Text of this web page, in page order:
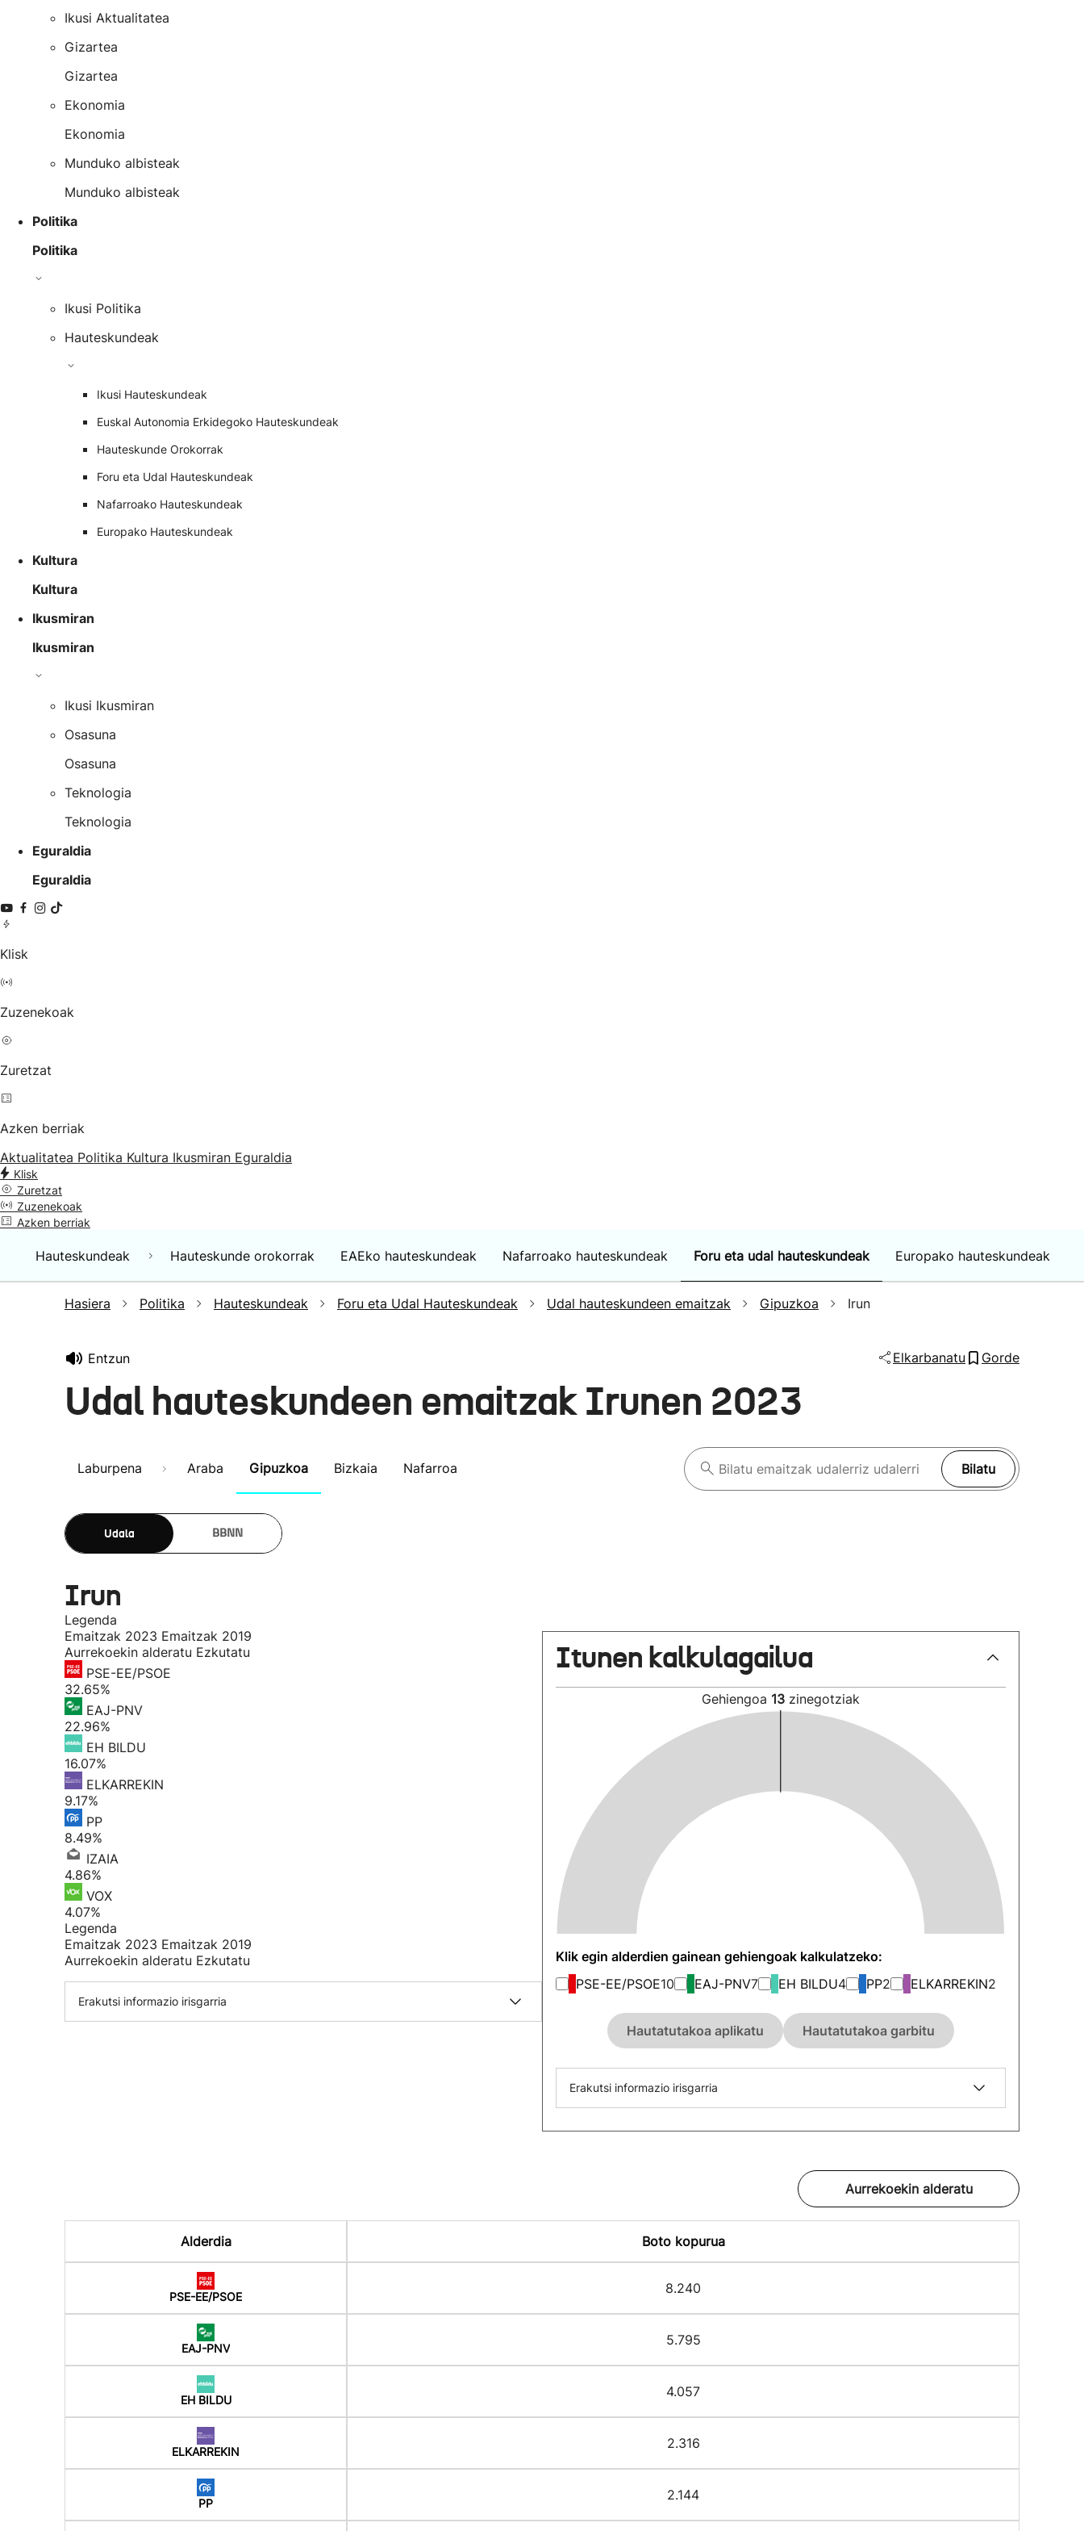
Ikusi Aktualitatea
Gizartea
Gizartea
Ekonomia
Ekonomia
Munduko albisteak
Munduko albisteak
Politika
Politika
Ikusi Politika
Hauteskundeak
Ikusi Hauteskundeak
Euskal Autonomia Erkidegoko Hauteskundeak
Hauteskunde Orokorrak
Foru eta Udal Hauteskundeak
Nafarroako Hauteskundeak
Europako Hauteskundeak
Kultura
Kultura
Ikusmiran
Ikusmiran
Ikusi Ikusmiran
Osasuna
Osasuna
Teknologia
Teknologia
Eguraldia
Eguraldia
Klisk
Zuzenekoak
Zuretzat
Azken berriak
Aktualitatea Politika Kultura Ikusmiran Eguraldia
Klisk
Zuretzat
Zuzenekoak
Azken berriak
Hauteskundeak Hauteskunde orokorrak EAEko hauteskundeak Nafarroako hauteskundeak Foru eta udal hauteskundeak Europako hauteskundeak
Hasiera Politika Hauteskundeak Foru eta Udal Hauteskundeak Udal hauteskundeen emaitzak Gipuzkoa Irun
Entzun Elkarbanatu Gorde
Udal hauteskundeen emaitzak Irunen 2023
Laburpena Araba Gipuzkoa Bizkaia Nafarroa Bilatu
Udala BBNN
Irun
Legenda
Emaitzak 2023 Emaitzak 2019
Aurrekoekin alderatu Ezkutatu
PSE-EE/PSOE
32.65%
EAJ-PNV
22.96%
EH BILDU
16.07%
ELKARREKIN
9.17%
PP
8.49%
IZAIA
4.86%
VOX
4.07%
Legenda
Emaitzak 2023 Emaitzak 2019
Aurrekoekin alderatu Ezkutatu
Erakutsi informazio irisgarria
Itunen kalkulagailua
Gehiengoa 13 zinegotziak
Klik egin alderdien gainean gehiengoak kalkulatzeko:
PSE-EE/PSOE10 EAJ-PNV7 EH BILDU4 PP2 ELKARREKIN2
Hautatutakoa aplikatu Hautatutakoa garbitu
Erakutsi informazio irisgarria
Aurrekoekin alderatu
Alderdia Boto kopurua
PSE-EE/PSOE
8.240
EAJ-PNV
5.795
EH BILDU
4.057
ELKARREKIN
2.316
PP
2.144